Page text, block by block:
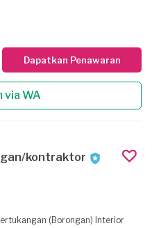
Dapatkan Penawaran
via WA
kontraktor
(Borongan) Interior